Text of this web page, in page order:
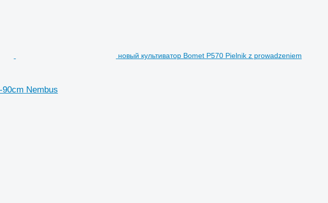
новый культиватор Bomet P570 Pielnik z prowadzeniem
Nembus